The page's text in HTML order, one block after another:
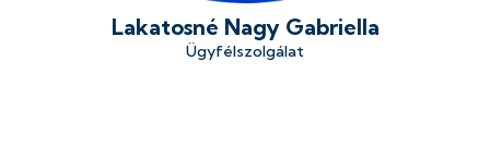
Lakatosné Nagy Gabriella
Ügyfélszolgálat